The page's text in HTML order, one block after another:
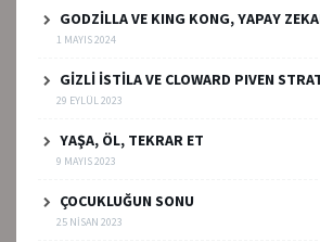
GODZİLLA VE KING KONG, YAPAY
1 MAYIS 2024
GİZLİ İSTİLA VE CLOWARD PIVEN
29 EYLÜL 2023
YAŞA, ÖL, TEKRAR ET
9 MAYIS 2023
ÇOCUKLUĞUN SONU
25 NISAN 2023